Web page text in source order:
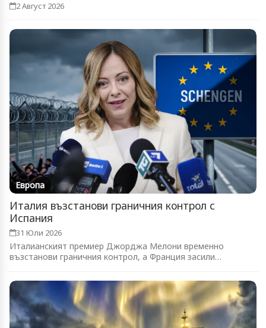
2 Август 2026
Европа
Италия възстанови граничния контрол с
Испания
31 Юли 2026
Италианският премиер Джорджа Мелони временно
възстанови граничния контрол, а Франция засили